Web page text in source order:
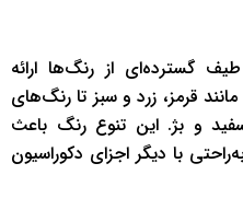
گسترده‌ای از رنگ‌ها ارائه
قرمز، زرد و سبز تا رنگ‌های
و بژ. این تنوع رنگ باعث
با دیگر اجزای دکوراسیون